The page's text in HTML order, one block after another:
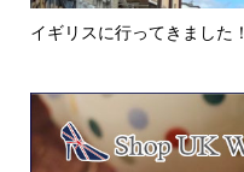
イギリスに行ってきまし